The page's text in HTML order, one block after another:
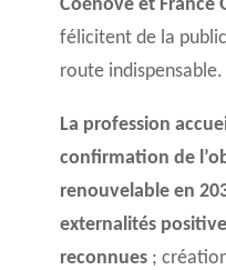
Coénove et France
félicitent de la
route indispensable.
La profession
confirmation de
renouvelable en
externalités
reconnues ;